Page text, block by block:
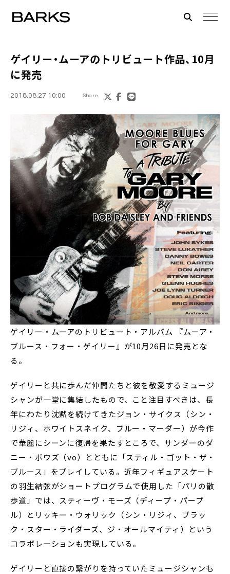
ゲイリー・ムーアのトリビュート作品、10月
に発売
2018.08.27 10:00 Share
ゲイリー・ムーアのトリビュート・アルバム 『ムーア・
ブルース・フォー・ゲイリー』が10月26日に発売とな
る。
ゲイリーと共に歩んだ仲間たちと彼を敬愛するミュージ
シャンが一堂に集結したもので、こと注目すべきは、長
年にわたり沈黙を続けてきたジョン・サイクス（シン・
リジィ、ホワイトスネイク、ブルー・マーダー）が今作
で華麗にシーンに復帰を果たすところで、サンダーのダ
ニー・ボウズ（vo）とともに「スティル・ゴット・ザ・
ブルース」をプレイしている。近年フィギュアスケート
の羽生結弦がショートプログラムで使用した「パリの散
歩道」では、スティーヴ・モーズ（ディープ・パープ
ル）とリッキー・ウォリック（シン・リジィ、ブラッ
ク・スター・ライダーズ、ジ・オールマイティ）という
コラボレーションも実現している。
ゲイリーと直接の繋がりを持っていたミュージシャンも